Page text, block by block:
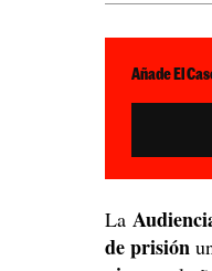
Añade El
La
de prisión